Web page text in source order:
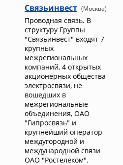
Связьинвест (Москва)
Проводная связь. В
структуру Группы
"Связьинвест" входят 7
крупных
межрегиональных
компаний, 4 открытых
акционерных общества
электросвязи, не
вошедших в
межрегиональные
объединения, ОАО
"Гипросвязь" и
крупнейший оператор
междугородной и
международной связи
ОАО "Ростелеком".